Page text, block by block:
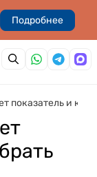
Подробнее
показатель и